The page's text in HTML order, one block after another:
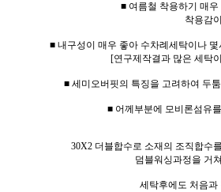
■ 여름철 착용하기 매
착용감
■ 내구성이 매우 좋아 수차례세탁이나
[연구제작결과 많은 세탁
■ 세미오버핏의 특징을 고려하여 두
■ 어께부분에 모비론섬유
30X2 더블합수로 소재의 조직합수
덤블워싱과정을 거
세탁후에도 처음과